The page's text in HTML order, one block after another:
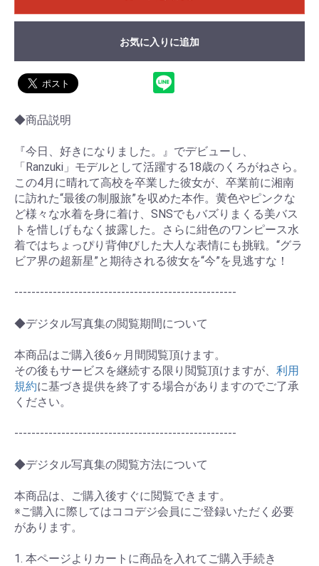
お買い物を続ける
お気に入りに追加
◆商品説明
『今日、好きになりました。』でデビューし、
「Ranzuki」モデルとして活躍する18歳のくろがねさら。
この4月に晴れて高校を卒業した彼女が、卒業前に湘南
に訪れた“最後の制服旅”を収めた本作。黄色やピンクな
ど様々な水着を身に着け、SNSでもバズりまくる美バス
トを惜しげもなく披露した。さらに紺色のワンピース水
着ではちょっぴり背伸びした大人な表情にも挑戦。“グラ
ビア界の超新星”と期待される彼女を“今”を見逃すな！
----------------------------------------------------
◆デジタル写真集の閲覧期間について
本商品はご購入後6ヶ月間閲覧頂けます。
その後もサービスを継続する限り閲覧頂けますが、 利用
規約に基づき提供を終了する場合がありますのでご了承
ください。
----------------------------------------------------
◆デジタル写真集の閲覧方法について
本商品は、ご購入後すぐに閲覧できます。
※ご購入に際してはココデジ会員にご登録いただく必要
があります。
1. 本ページよりカートに商品を入れてご購入手続き